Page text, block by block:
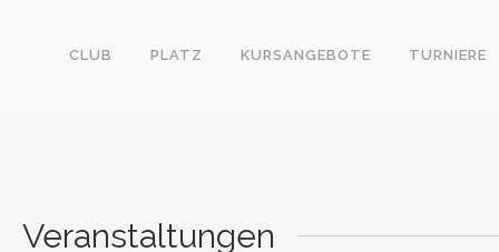
CLUB PLATZ KURSANGEBOTE TURNIERE
Veranstaltungen